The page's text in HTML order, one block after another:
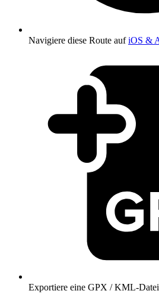
Navigiere diese Route aufiOS &
Exportiere eine GPX / KML-